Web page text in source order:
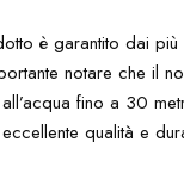
è garantito dai
notare che il
fino a 30
qualità e